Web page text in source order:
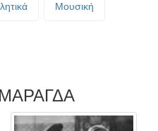
Μουσική